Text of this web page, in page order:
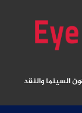
السينما والنقد